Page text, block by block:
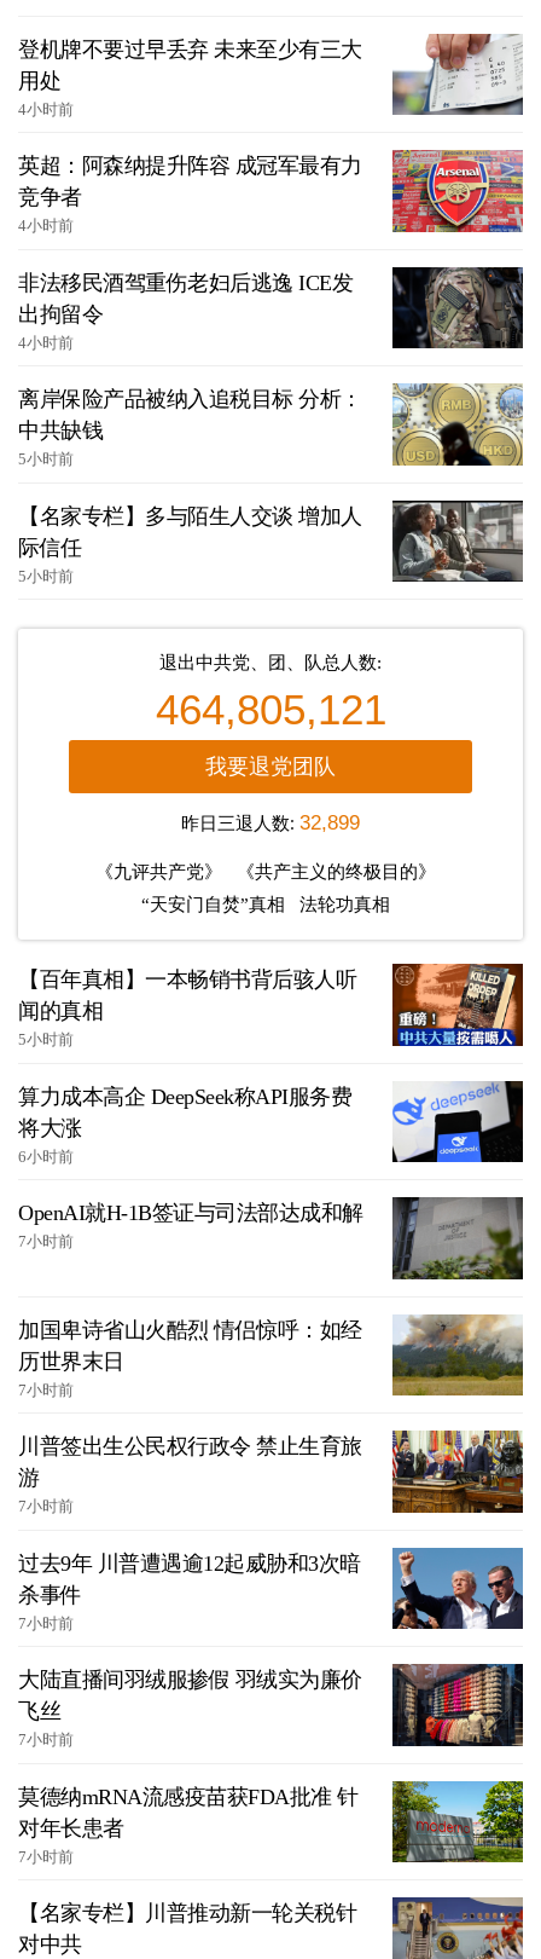
登机牌不要过早丢弃 未来至少有三大
用处
4小时前
英超：阿森纳提升阵容 成冠军最有力
竞争者
4小时前
非法移民酒驾重伤老妇后逃逸 ICE发
出拘留令
4小时前
离岸保险产品被纳入追税目标 分析：
中共缺钱
5小时前
【名家专栏】多与陌生人交谈 增加人
际信任
5小时前
退出中共党、团、队总人数:
464,805,121
我要退党团队
昨日三退人数: 32,899
《九评共产党》
《共产主义的终极目的》
“天安门自焚”真相
法轮功真相
【百年真相】一本畅销书背后骇人听
闻的真相
5小时前
算力成本高企 DeepSeek称API服务费
将大涨
6小时前
OpenAI就H-1B签证与司法部达成和解
7小时前
加国卑诗省山火酷烈 情侣惊呼：如经
历世界末日
7小时前
川普签出生公民权行政令 禁止生育旅
游
7小时前
过去9年 川普遭遇逾12起威胁和3次暗
杀事件
7小时前
大陆直播间羽绒服掺假 羽绒实为廉价
飞丝
7小时前
莫德纳mRNA流感疫苗获FDA批准 针
对年长患者
7小时前
【名家专栏】川普推动新一轮关税针
对中共